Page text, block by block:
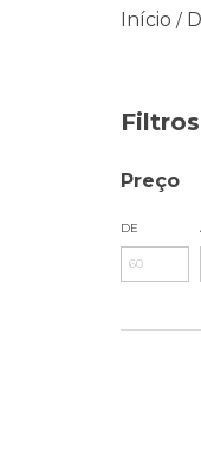
Início /
Filtros
Preço
DE